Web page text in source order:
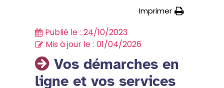
Imprimer
Publié le : 24/10/2023
Mis à jour le : 01/04/2026
Vos démarches en
ligne et vos services